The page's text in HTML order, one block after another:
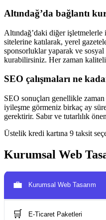
Altındağ’da bağlantı
Altındağ’daki diğer
sitelerine katılarak, yerel
sponsorluklar yaparak ve sosyal
kurabilirsiniz. Her zaman kaliteli
SEO çalışmaları ne
SEO sonuçları genellikle
iyileşme görmeniz birkaç ay
gerektirir. Sabır ve tutarlılık
Üstelik kredi kartına 9 taksit
Kurumsal Web
💼 Kurumsal Web Tasarım
🛒 E-Ticaret Paketleri